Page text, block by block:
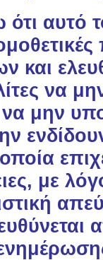
ότι αυτό
και
να
να μην
με